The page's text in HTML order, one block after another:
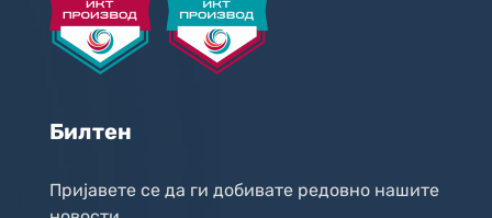
Билтен
Пријавете се да ги добивате редовно нашите